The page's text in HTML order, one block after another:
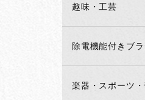
趣味・工芸
除電機能付きブラ
楽器・スポーツ